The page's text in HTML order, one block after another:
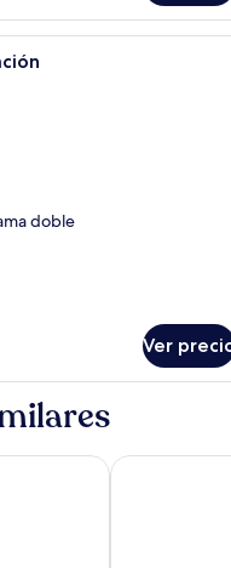
doble
Ver
Gente del